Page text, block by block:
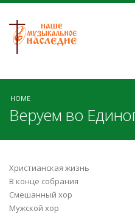
HOME
Веруем во
Христианская жизнь
В конце собрания
Смешанный хор
Мужской хор